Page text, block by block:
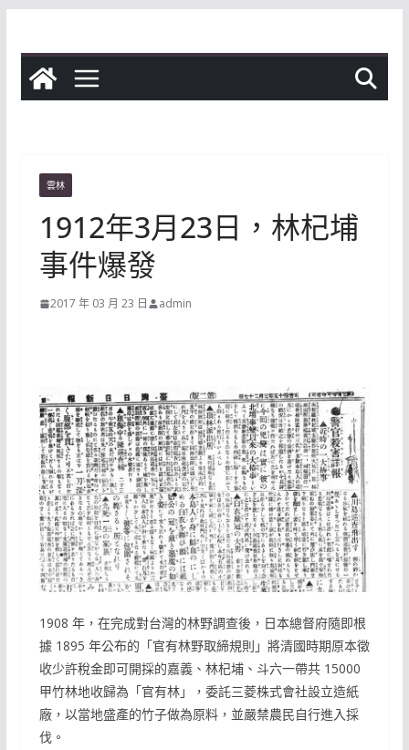
content
雲林
1912年3月23日，林杞埔
事件爆發
2017 年 03 月 23 日 admin
1908 年，在完成對台灣的林野調查後，日本總督府隨即根
據 1895 年公布的「官有林野取締規則」將清國時期原本徵
收少許稅金即可開採的嘉義、林杞埔、斗六一帶共 15000
甲竹林地收歸為「官有林」，委託三菱株式會社設立造紙
廠，以當地盛產的竹子做為原料，並嚴禁農民自行進入採
伐。